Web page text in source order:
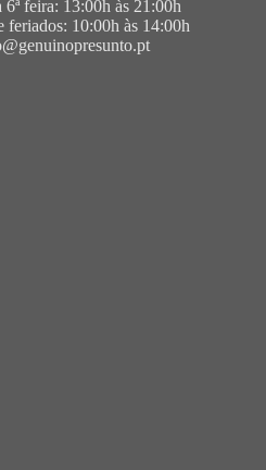
6ª feira: 13:00h às 21:00h
feriados: 10:00h às 14:00h